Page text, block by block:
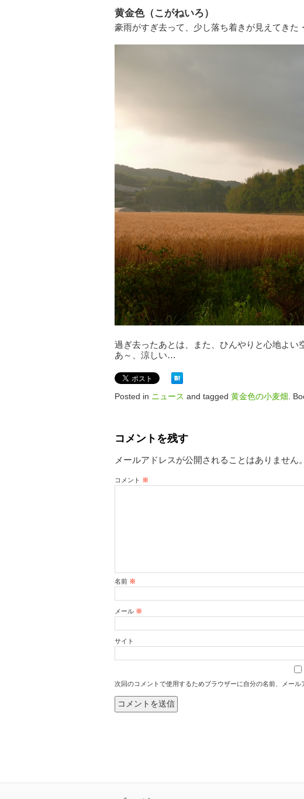
黄金色（こがねいろ）
豪雨がすぎ去って、少し落ち着きが見えてきた
過ぎ去ったあとは、また、ひんやりと心地よい
あ～、涼しい…
Posted in ニュース and tagged 黄金色の小麦畑 .
コメントを残す
メールアドレスが公開されることはありません。
コメント ※
名前 ※
メール ※
サイト
次回のコメントで使用するためブラウザーに自分の名前、メール